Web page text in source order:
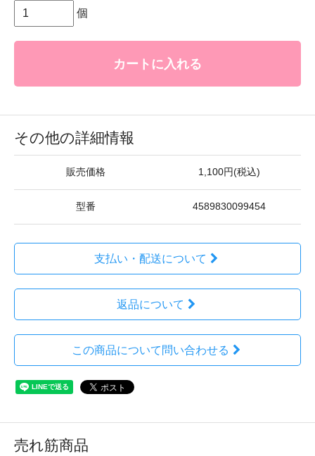
個
カートに入れる
その他の詳細情報
販売価格 1,100円(税込)
型番 4589830099454
支払い・配送について
返品について
この商品について問い合わせる
売れ筋商品